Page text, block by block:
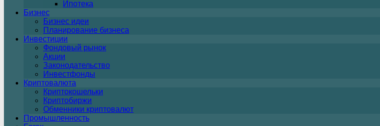
Ипотека
Бизнес
Бизнес идеи
Планирование бизнеса
Инвестиции
Фондовый рынок
Акции
Законодательство
Инвестфонды
Криптовалюта
Криптокошельки
Криптобиржи
Обменники криптовалют
Промышленность